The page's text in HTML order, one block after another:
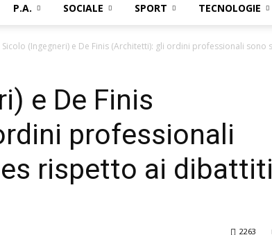
P.A. SOCIALE SPORT TECNOLOGIE
Sicolo (Ingegneri) e De Finis (Architetti): gli ordini professionali sono
e De Finis
professionali
rispetto ai dibattiti
2263